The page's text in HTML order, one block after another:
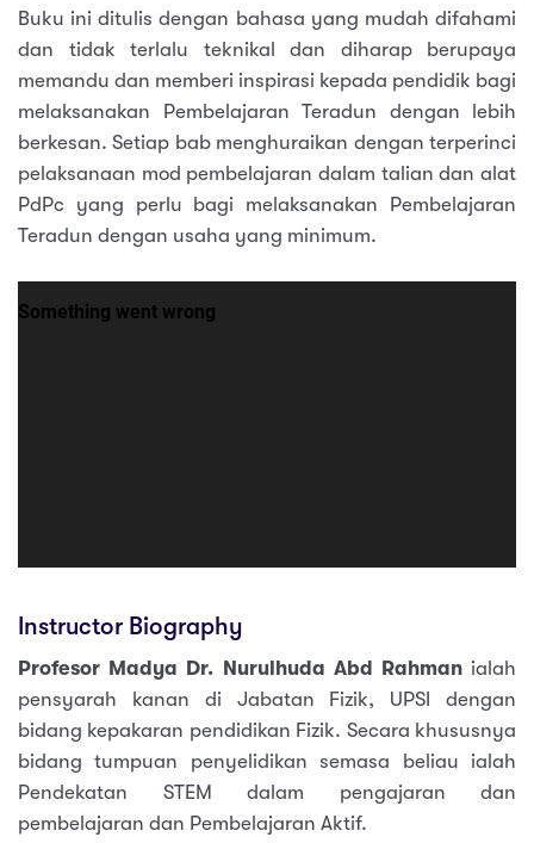
Buku ini ditulis dengan bahasa yang mudah difahami
dan tidak terlalu teknikal dan diharap berupaya
memandu dan memberi inspirasi kepada pendidik bagi
melaksanakan Pembelajaran Teradun dengan lebih
berkesan. Setiap bab menghuraikan dengan terperinci
pelaksanaan mod pembelajaran dalam talian dan alat
PdPc yang perlu bagi melaksanakan Pembelajaran
Teradun dengan usaha yang minimum.
Instructor Biography
Profesor Madya Dr. Nurulhuda Abd Rahmanialah
pensyarah kanan di Jabatan Fizik, UPSI dengan
bidang kepakaran pendidikan Fizik. Secara khususnya
bidang tumpuan penyelidikan semasa beliau ialah
Pendekatan STEM dalam pengajaran dan
pembelajaran dan Pembelajaran Aktif.